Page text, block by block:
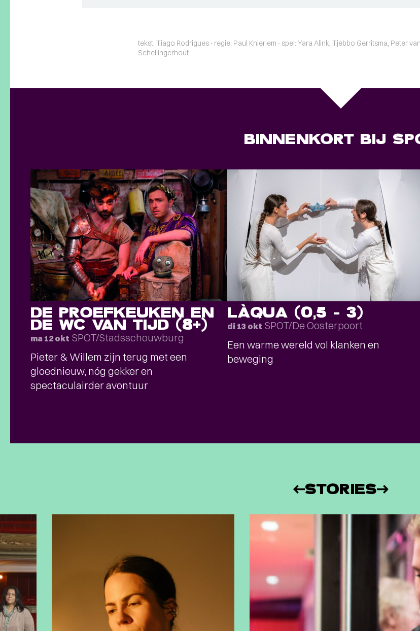
tekst: Tiago Rodrigues ∙ regie: Paul Knieriem ∙ spel: Yara Alink, Tjebbo Gerritsma, Peter
Schellingerhout
BINNENKORT BIJ
DE PROEFKEUKEN EN
DE WC VAN TIJD (8+)
ma 12 okt SPOT/Stadsschouwburg
Pieter & Willem zijn terug met een
gloednieuw, nóg gekker en
spectaculairder avontuur
LÀQUA (0,5 – 3)
di 13 okt SPOT/De Oosterpoort
Een warme wereld vol klanken en
beweging
STORIES